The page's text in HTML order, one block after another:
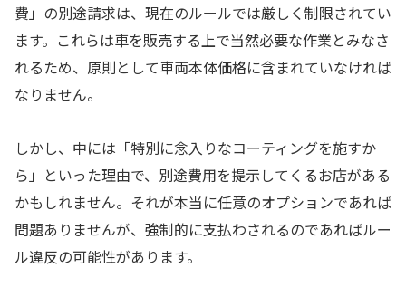
費」の別途請求は、現在のルールでは厳しく制限されてい
ます。これらは車を販売する上で当然必要な作業とみなさ
れるため、原則として車両本体価格に含まれていなければ
なりません。
しかし、中には「特別に念入りなコーティングを施すか
ら」といった理由で、別途費用を提示してくるお店がある
かもしれません。それが本当に任意のオプションであれば
問題ありませんが、強制的に支払わされるのであればルー
ル違反の可能性があります。